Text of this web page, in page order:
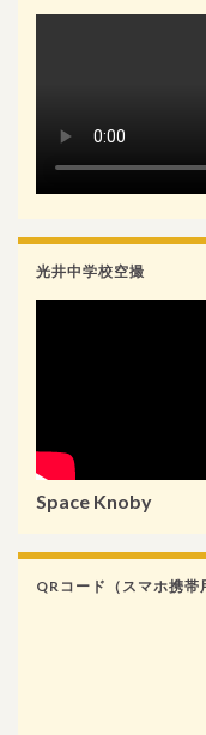
光井中学校空撮
Space Knoby
QRコード（スマホ携帯